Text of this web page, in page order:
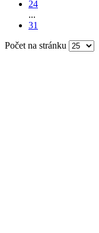
24
...
31
Počet na stránku